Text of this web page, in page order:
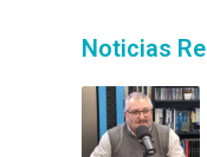
Noticias